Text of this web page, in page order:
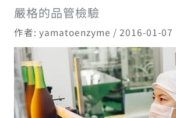
嚴格的品管檢驗
作者: yamatoenzyme / 2016-01-07